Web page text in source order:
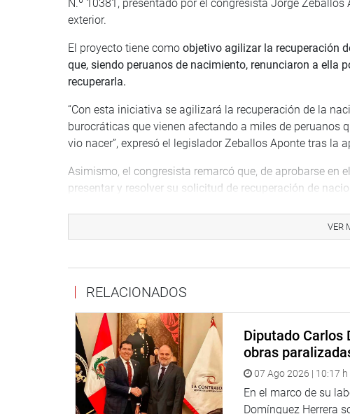
N.º 10381, presentado por el congresista Jorge
exterior.
El proyecto tiene como objetivo agilizar la recuperación
que, siendo peruanos de nacimiento, renunciaron a ella
recuperarla.
“Con esta iniciativa se agilizará la recuperación de la
burocráticas que vienen afectando a miles de peruanos
vio nacer”, expresó el legislador Zeballos Aponte tras la
Asimismo, el congresista remarcó que, de aprobarse en
presentar y resolver su solicitud de recuperación de
El parlamentario explicó que, desde 2022, se han
la recuperación de la nacionalidad peruana”, puntualizó.
Despacho del congresista Jorge Zeballos Aponte
VER
RELACIONADOS
Diputado Carlos
obras
07 Ago 2026 | 10:17 h
En el marco de su
Domínguez Herrera